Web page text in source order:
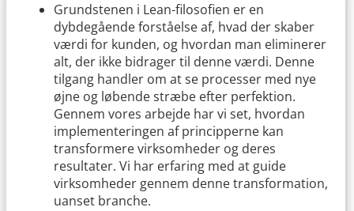
Grundstenen i Lean-filosofien er en
dybdegående forståelse af, hvad der skaber
værdi for kunden, og hvordan man eliminerer
alt, der ikke bidrager til denne værdi. Denne
tilgang handler om at se processer med nye
øjne og løbende stræbe efter perfektion.
Gennem vores arbejde har vi set, hvordan
implementeringen af principperne kan
transformere virksomheder og deres
resultater. Vi har erfaring med at guide
virksomheder gennem denne transformation,
uanset branche.